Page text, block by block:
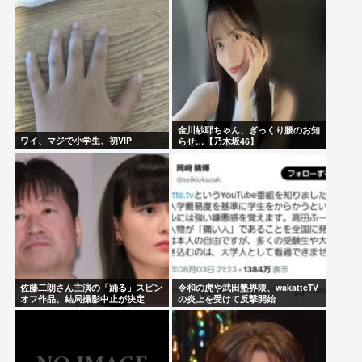
ワイ、マジで小学生、初VIP
金川紗耶ちゃん、ぎっくり腰のお知
らせ…【乃木坂46】
佐藤二朗さん主演の「踊る」スピン
オフ作品、結局撮影中止が決定
www
令和の虎や武田塾界隈、wakatteTV
の炎上を受けて反撃開始